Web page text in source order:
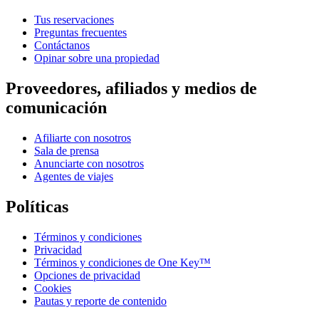
Tus reservaciones
Preguntas frecuentes
Contáctanos
Opinar sobre una propiedad
Proveedores, afiliados y medios de
comunicación
Afiliarte con nosotros
Sala de prensa
Anunciarte con nosotros
Agentes de viajes
Políticas
Términos y condiciones
Privacidad
Términos y condiciones de One Key™
Opciones de privacidad
Cookies
Pautas y reporte de contenido